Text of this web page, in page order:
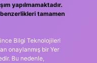
yapılmamaktadır.
tamamen
Bilgi Teknolojileri
onaylanmış bir Yer
Bu nedenle,